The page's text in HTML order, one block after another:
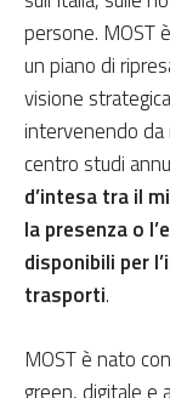
persone. MOST
un piano di
visione
intervenendo
centro studi
d’intesa tra il
la presenza o
disponibili per
trasporti.
MOST è nato